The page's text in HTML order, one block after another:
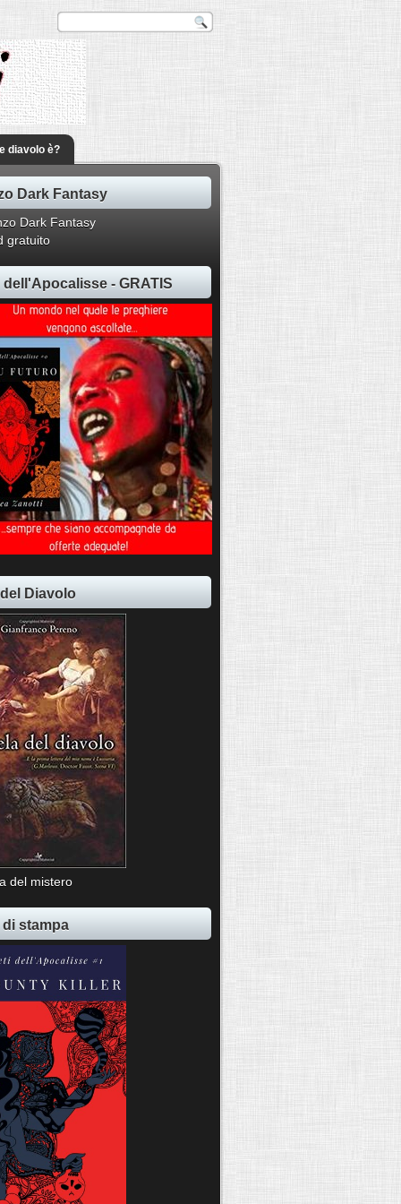
diavolo è?
Dark Fantasy
gratuito
dell'Apocalisse - GRATIS
Diavolo
del mistero
stampa